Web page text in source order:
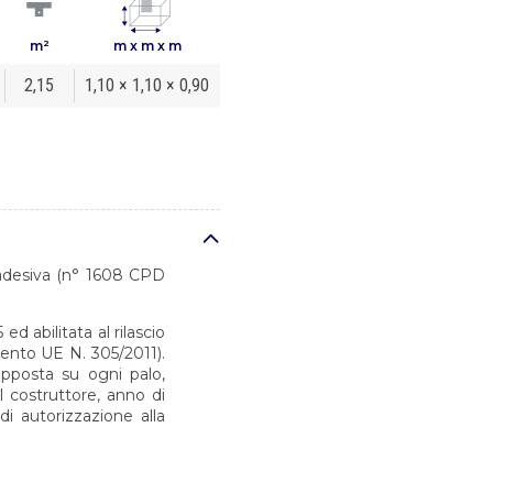
m² m x m x m
2,15 1,10 × 1,10 × 0,90
(n° 1608 CPD
abilitata al rilascio
UE N. 305/2011).
su ogni palo,
costruttore, anno di
autorizzazione alla